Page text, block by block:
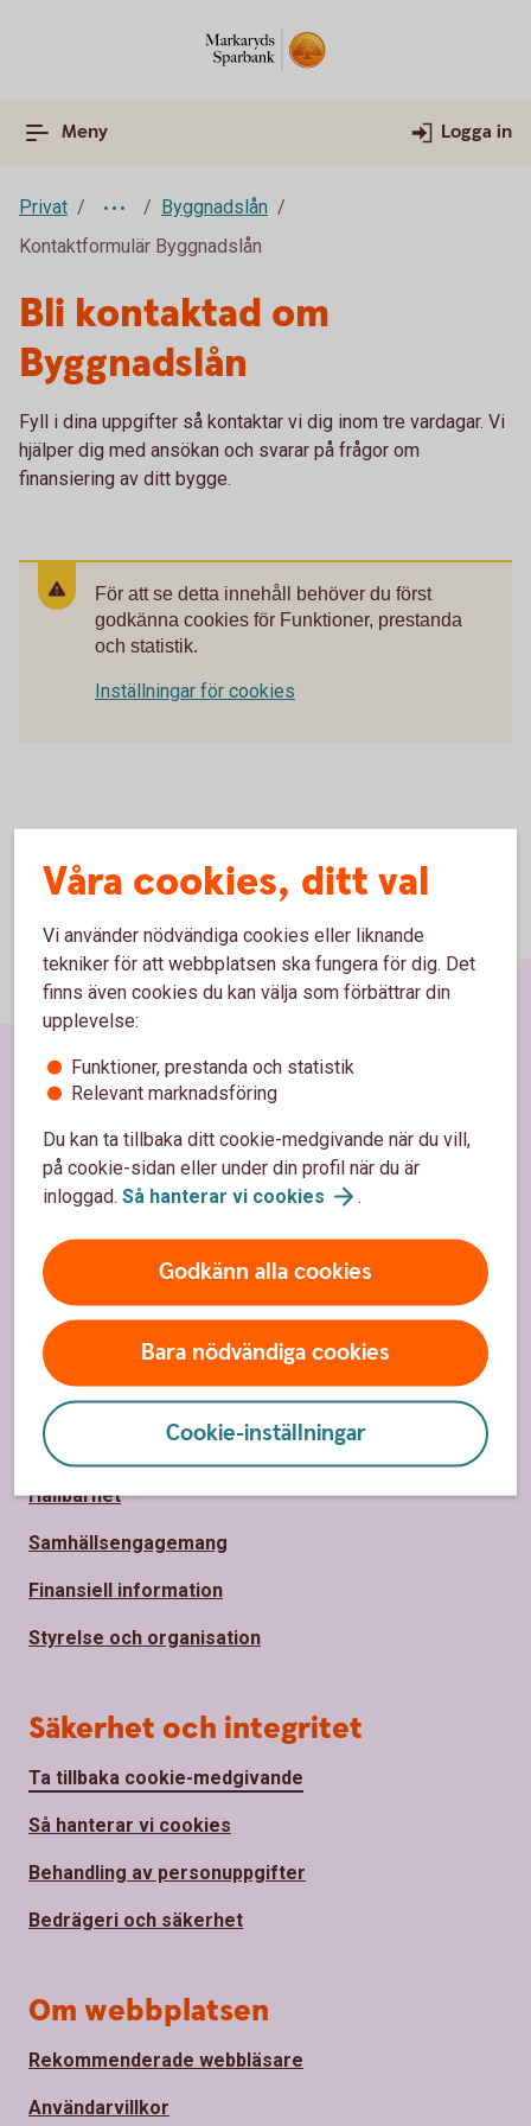
Meny Logga in
Privat
Byggnadslån
Kontaktformulär Byggnadslån
Bli kontaktad om
Byggnadslån
Fyll i dina uppgifter så kontaktar vi dig inom tre vardagar. Vi
hjälper dig med ansökan och svarar på frågor om
finansiering av ditt bygge.
För att se detta innehåll behöver du först
godkänna cookies för Funktioner, prestanda
och statistik.
Inställningar för cookies
Våra cookies, ditt val
Vi använder nödvändiga cookies eller liknande
tekniker för att webbplatsen ska fungera för dig. Det
finns även cookies du kan välja som förbättrar din
upplevelse:
Funktioner, prestanda och statistik
Relevant marknadsföring
Du kan ta tillbaka ditt cookie-medgivande när du vill,
på cookie-sidan eller under din profil när du är
inloggad. Så hanterar vi cookies .
Godkänn alla cookies
Bara nödvändiga cookies
Cookie-inställningar
Sidfot
Kundservice
Spärrhjälp
Hitta bankkontor
Priser, räntor och kurser
Om oss
Om Markaryds Sparbank
Hållbarhet
Samhällsengagemang
Finansiell information
Styrelse och organisation
Säkerhet och integritet
Ta tillbaka cookie-medgivande
Så hanterar vi cookies
Behandling av personuppgifter
Bedrägeri och säkerhet
Om webbplatsen
Rekommenderade webbläsare
Användarvillkor